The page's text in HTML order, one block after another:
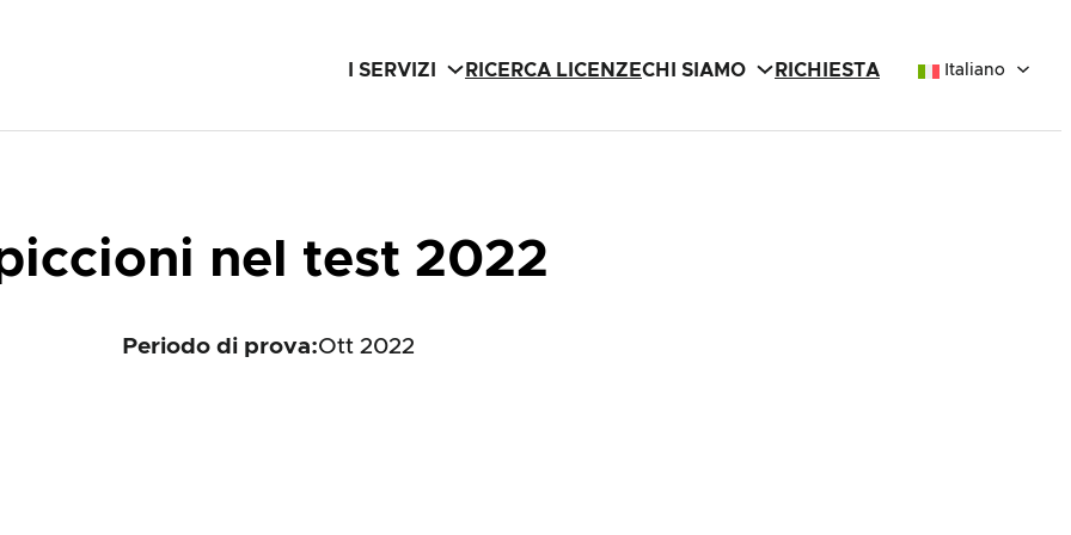
I SERVIZI RICERCA LICENZECHI SIAMO RICHIESTA Italiano
nel test 2022
Periodo di prova:Ott 2022